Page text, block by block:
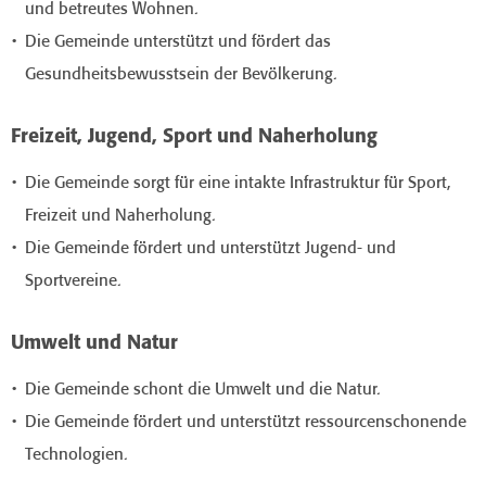
und betreutes Wohnen.
Die Gemeinde unterstützt und fördert das
Gesundheitsbewusstsein der Bevölkerung.
Freizeit, Jugend, Sport und Naherholung
Die Gemeinde sorgt für eine intakte Infrastruktur für Sport,
Freizeit und Naherholung.
Die Gemeinde fördert und unterstützt Jugend- und
Sportvereine.
Umwelt und Natur
Die Gemeinde schont die Umwelt und die Natur.
Die Gemeinde fördert und unterstützt ressourcenschonende
Technologien.